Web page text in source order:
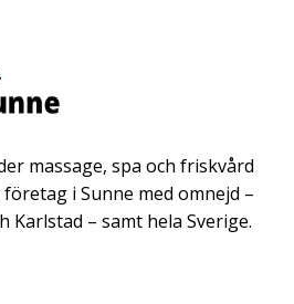
massage, spa och friskvård
i Sunne med omnejd –
– samt hela Sverige.